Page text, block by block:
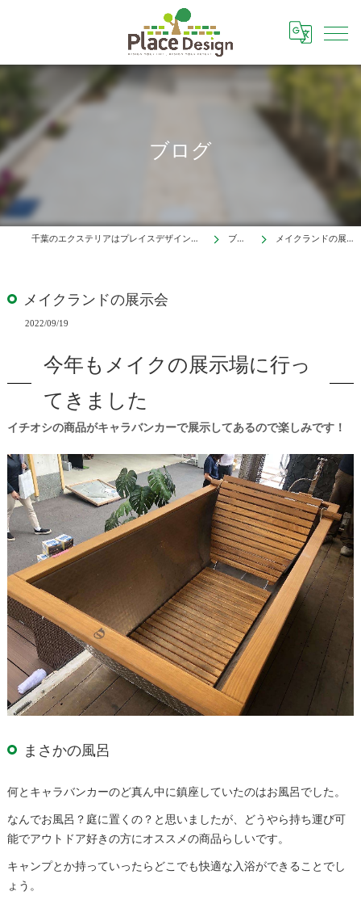
ブログ
千葉のエクステリアはプレイスデザイン株式会社 ブログ メイクランドの展示会
メイクランドの展示会
2022/09/19
イチオシの商品がキャラバンカーで展示してあるので楽しみです！
今年もメイクの展示場に行っ
てきました
まさかの風呂
何とキャラバンカーのど真ん中に鎮座していたのはお風呂でした。
なんでお風呂？庭に置くの？と思いましたが、どうやら持ち運び可
能でアウトドア好きの方にオススメの商品らしいです。
キャンプとか持っていったらどこでも快適な入浴ができることでし
ょう。